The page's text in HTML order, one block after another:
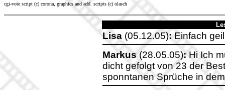
cgi-vote script (c) corona, graphics and add. scripts (c) olasch
Lisa (05.12.05):Einfach geil
Markus (28.05.05):Hi Ich
dicht gefolgt von 23 der
sponntanen Sprüche in